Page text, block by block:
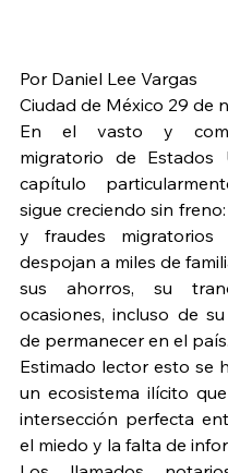
Por Daniel Lee Vargas
Ciudad de México 29 de
En el vasto y
migratorio de Estados
capítulo
sigue creciendo sin
y fraudes
despojan a miles de
sus ahorros, su
ocasiones, incluso de
de permanecer en el país.
Estimado lector esto se
un ecosistema ilícito
intersección perfecta
el miedo y la falta de